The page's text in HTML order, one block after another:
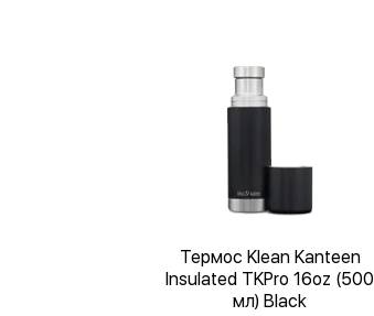
Термос Klean Kanteen
Insulated TKPro 16oz (500
мл) Black